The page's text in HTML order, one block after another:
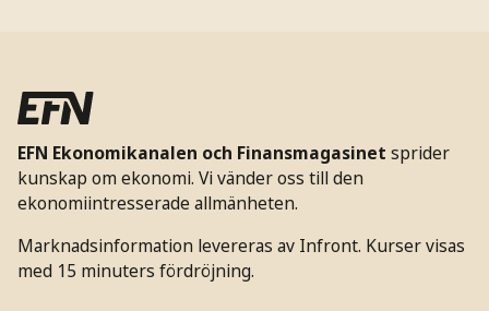
EFN Ekonomikanalen och Finansmagasinet sprider
kunskap om ekonomi. Vi vänder oss till den
ekonomiintresserade allmänheten.
Marknadsinformation levereras av Infront. Kurser visas
med 15 minuters fördröjning.